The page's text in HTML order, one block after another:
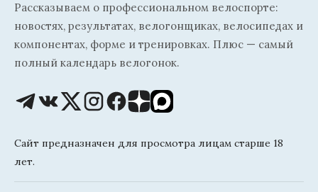
Рассказываем о профессиональном велоспорте:
новостях, результатах, велогонщиках, велосипедах и
компонентах, форме и тренировках. Плюс — самый
полный календарь велогонок.
Сайт предназначен для просмотра лицам старше 18
лет.